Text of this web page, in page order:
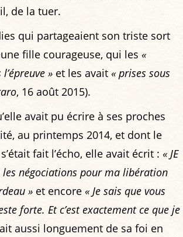
de la tuer.
qui partageaient son triste sort
fille courageuse, qui les «
» et les avait « prises sous
, 16 août 2015).
avait pu écrire à ses proches
au printemps 2014, et dont le
fait l’écho, elle avait écrit : « JE
les négociations pour ma libération
» et encore « Je sais que vous
forte. Et c’est exactement ce que je
aussi longuement de sa foi en